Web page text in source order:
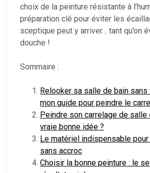
choix de la peinture résistante à
préparation clé pour éviter les
sceptique peut y arriver… tant qu’on
douche !
Sommaire :
Relooker sa salle de bain sans
mon guide pour peindre le
Peindre son carrelage de salle
vraie bonne idée ?
Le matériel indispensable pour
sans accroc
Choisir la bonne peinture : le